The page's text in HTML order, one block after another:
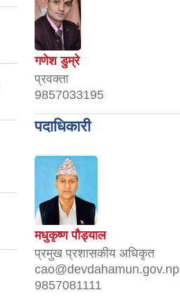
गणेश डुम्रे
प्रवक्ता
9857033195
पदाधिकारी
मधुकृष्ण पौड्याल
प्रमुख प्रशासकीय अधिकृत
cao@devdahamun.gov.np
9857081111